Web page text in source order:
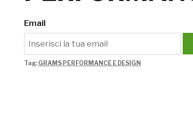
Email
Tag: GRAMS PERFORMANCE E DESIGN